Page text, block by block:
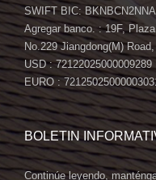
SWIFT BIC:
Agregar banco. : 19F,
No.229 Jiangdong(M)
USD : 72122025000009289
EURO :
BOLETIN
Continúe leyendo,